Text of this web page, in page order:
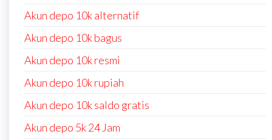
Akun depo 10k alternatif
Akun depo 10k bagus
Akun depo 10k resmi
Akun depo 10k rupiah
Akun depo 10k saldo gratis
Akun depo 5k 24 Jam